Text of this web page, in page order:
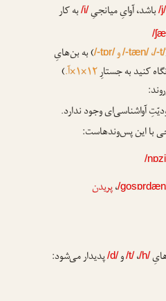
/j/باشد، آوایِ میانجیِ/i/به کار
/
/-t/،/-tæn/و/-tɒr/) به بن‌هایِ
کنید به جستارِ۱۲×۱×آ.
)
آواشناسی‌ای وجود ندارد.
با این پس‌وندهاست:
/
/،پریدن
/h/،/t/و/d/پدیدار می‌شود: